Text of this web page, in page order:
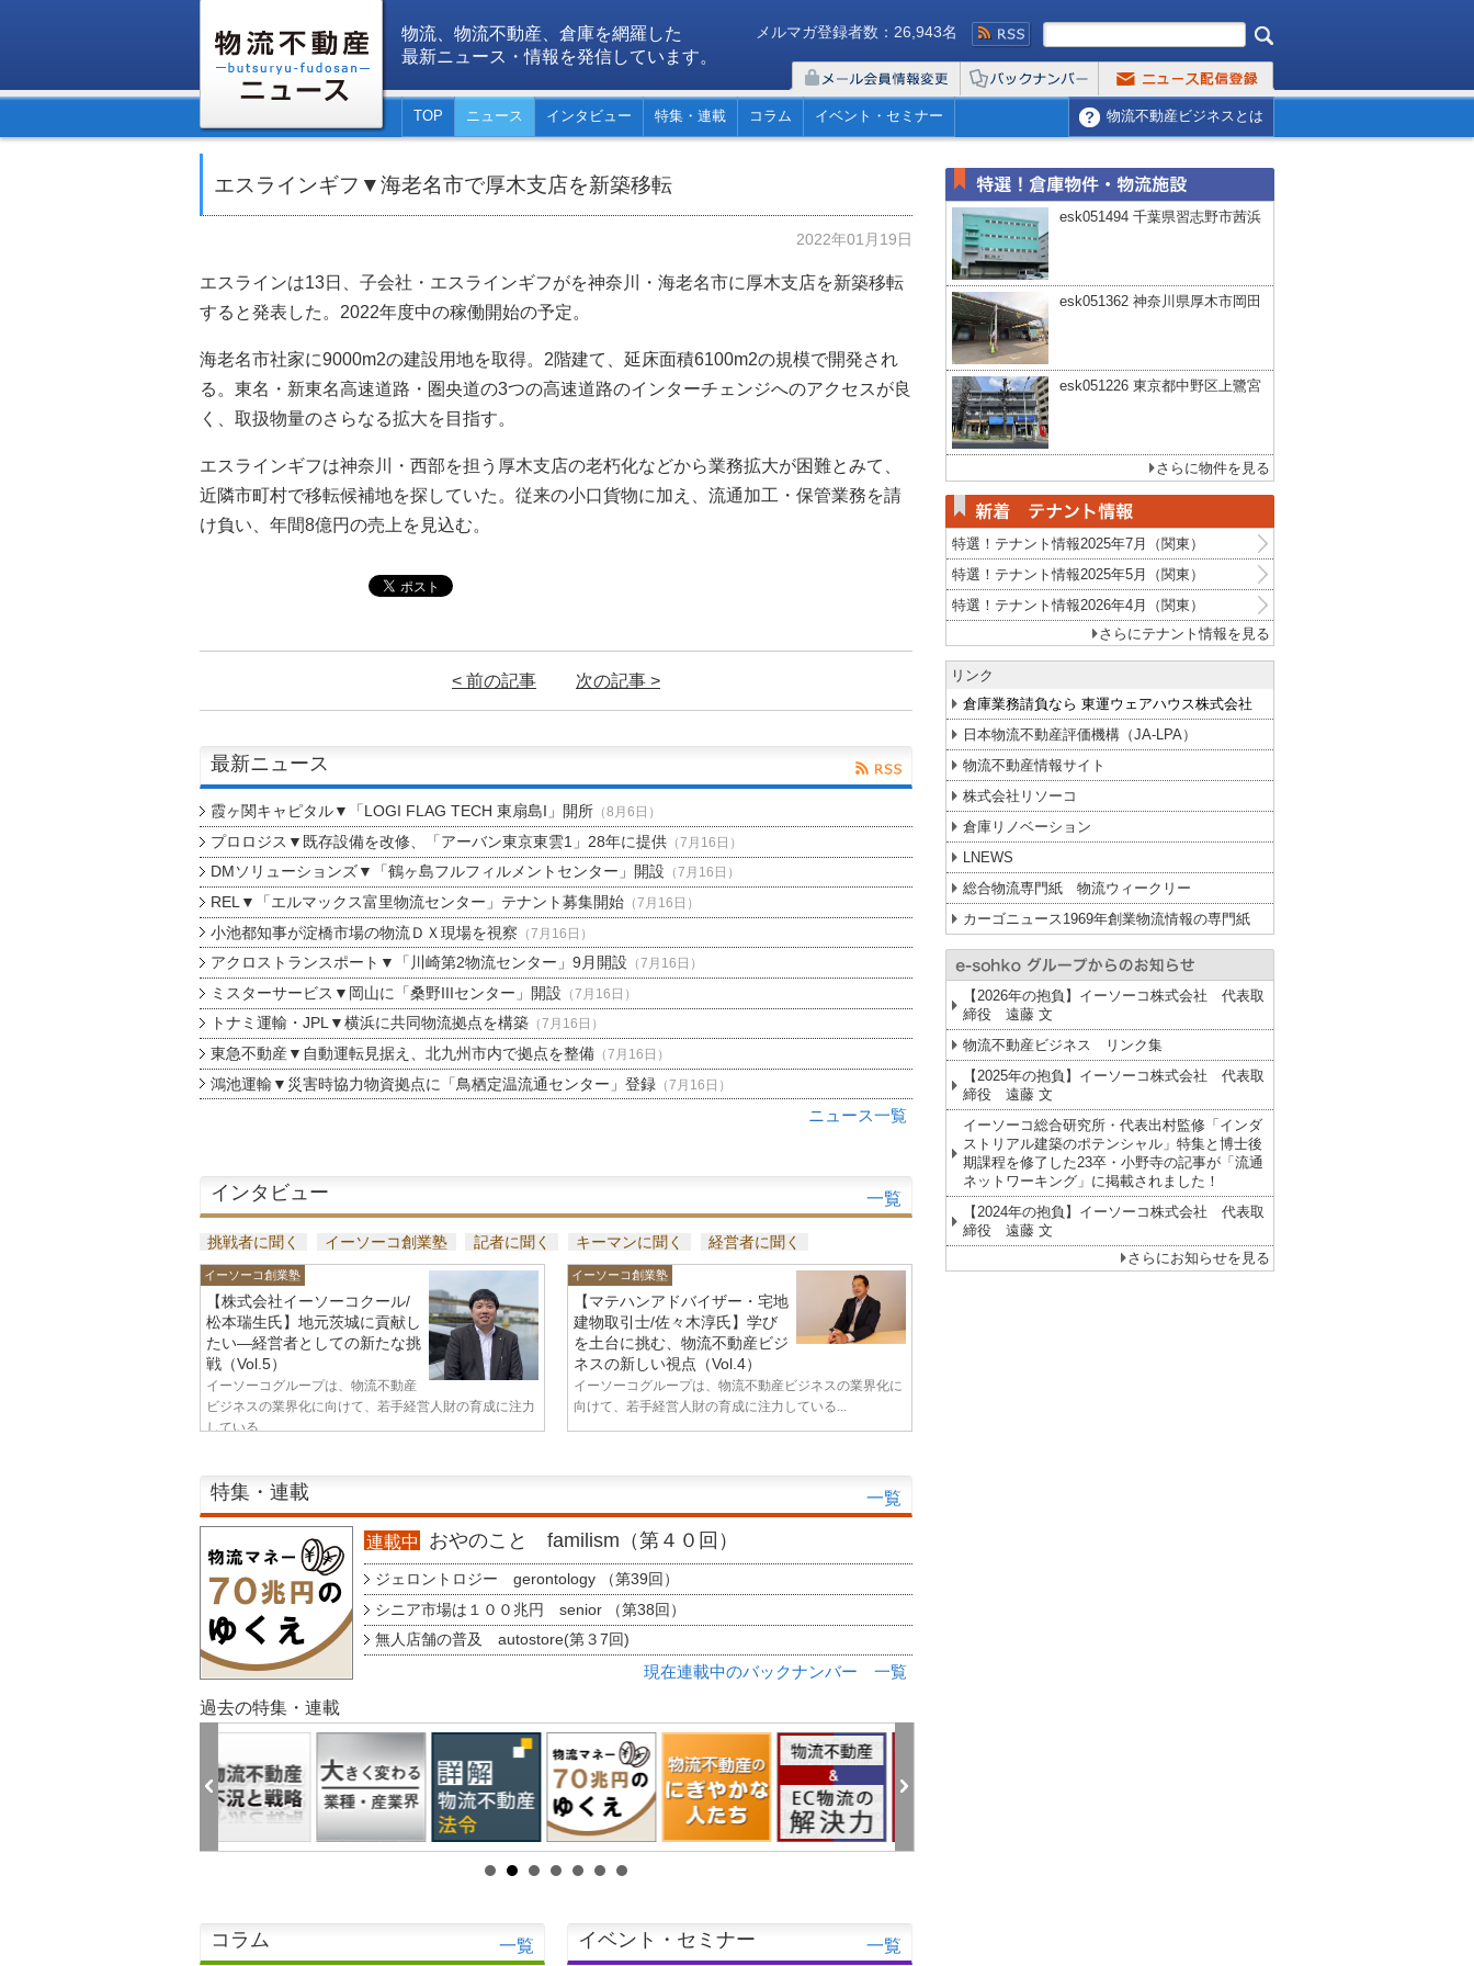
物流、物流不動産、倉庫を網羅した
最新ニュース・情報を発信しています。
メルマガ登録者数：26,943名
TOP ニュース インタビュー 特集・連載 コラム イベント・セミナー 物流不動産ビジネスとは
エスラインギフ▼海老名市で厚木支店を新築移転
2022年01月19日
エスラインは13日、子会社・エスラインギフがを神奈川・海老名市に厚木支店を新築移転
すると発表した。2022年度中の稼働開始の予定。
海老名市社家に9000m2の建設用地を取得。2階建て、延床面積6100m2の規模で開発され
る。東名・新東名高速道路・圏央道の3つの高速道路のインターチェンジへのアクセスが良
く、取扱物量のさらなる拡大を目指す。
エスラインギフは神奈川・西部を担う厚木支店の老朽化などから業務拡大が困難とみて、
近隣市町村で移転候補地を探していた。従来の小口貨物に加え、流通加工・保管業務を請
け負い、年間8億円の売上を見込む。
< 前の記事 次の記事 >
最新ニュース
霞ヶ関キャピタル▼「LOGI FLAG TECH 東扇島I」開所（8月6日）
プロロジス▼既存設備を改修、「アーバン東京東雲1」28年に提供（7月16日）
DMソリューションズ▼「鶴ヶ島フルフィルメントセンター」開設 （7月16日）
REL▼「エルマックス富里物流センター」テナント募集開始（7月16日）
小池都知事が淀橋市場の物流ＤＸ現場を視察 （7月16日）
アクロストランスポート▼「川崎第2物流センター」9月開設 （7月16日）
ミスターサービス▼岡山に「桑野IIIセンター」開設 （7月16日）
トナミ運輸・JPL▼横浜に共同物流拠点を構築（7月16日）
東急不動産▼自動運転見据え、北九州市内で拠点を整備（7月16日）
鴻池運輸▼災害時協力物資拠点に「鳥栖定温流通センター」登録（7月16日）
ニュース一覧
インタビュー 一覧
挑戦者に聞く イーソーコ創業塾 記者に聞く キーマンに聞く 経営者に聞く
イーソーコ創業塾
【株式会社イーソーコクール/
松本瑞生氏】地元茨城に貢献し
たい—経営者としての新たな挑
戦（Vol.5）
イーソーコグループは、物流不動産
ビジネスの業界化に向けて、若手経営人財の育成に注力
している...
イーソーコ創業塾
【マテハンアドバイザー・宅地
建物取引士/佐々木淳氏】学び
を土台に挑む、物流不動産ビジ
ネスの新しい視点（Vol.4）
イーソーコグループは、物流不動産ビジネスの業界化に
向けて、若手経営人財の育成に注力している...
特集・連載 一覧
連載中 おやのこと familism（第４０回）
ジェロントロジー gerontology （第39回）
シニア市場は１００兆円 senior （第38回）
無人店舗の普及 autostore(第３7回)
現在連載中のバックナンバー 一覧
過去の特集・連載
コラム 一覧 イベント・セミナー 一覧
esk051494 千葉県習志野市茜浜
esk051362 神奈川県厚木市岡田
esk051226 東京都中野区上鷺宮
さらに物件を見る
特選！テナント情報2025年7月（関東）
特選！テナント情報2025年5月（関東）
特選！テナント情報2026年4月（関東）
さらにテナント情報を見る
リンク
倉庫業務請負なら 東運ウェアハウス株式会社
日本物流不動産評価機構（JA-LPA）
物流不動産情報サイト
株式会社リソーコ
倉庫リノベーション
LNEWS
総合物流専門紙 物流ウィークリー
カーゴニュース1969年創業物流情報の専門紙
【2026年の抱負】イーソーコ株式会社 代表取
締役 遠藤 文
物流不動産ビジネス リンク集
【2025年の抱負】イーソーコ株式会社 代表取
締役 遠藤 文
イーソーコ総合研究所・代表出村監修「インダ
ストリアル建築のポテンシャル」特集と博士後
期課程を修了した23卒・小野寺の記事が「流通
ネットワーキング」に掲載されました！
【2024年の抱負】イーソーコ株式会社 代表取
締役 遠藤 文
さらにお知らせを見る